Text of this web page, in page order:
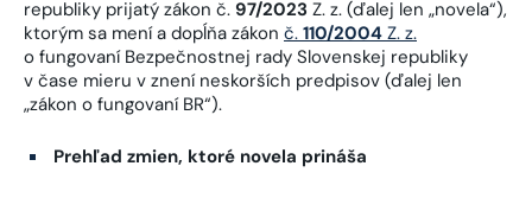
republiky prijatý zákon č. 97/2023 Z. z. (ďalej len „novela“),
ktorým sa mení a dopĺňa zákon č. 110/2004 Z. z.
o fungovaní Bezpečnostnej rady Slovenskej republiky
v čase mieru v znení neskorších predpisov (ďalej len
„zákon o fungovaní BR“).
Prehľad zmien, ktoré novela prináša